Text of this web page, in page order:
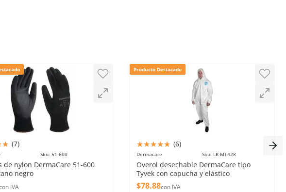
★ (7)
Sku: 51-600
de nylon DermaCare 51-600
negro
IVA
Producto Destacado
★★★★★ (6)
Dermacare Sku: LK-MT428
Overol desechable DermaCare tipo
Tyvek con capucha y elástico
$78.88con IVA